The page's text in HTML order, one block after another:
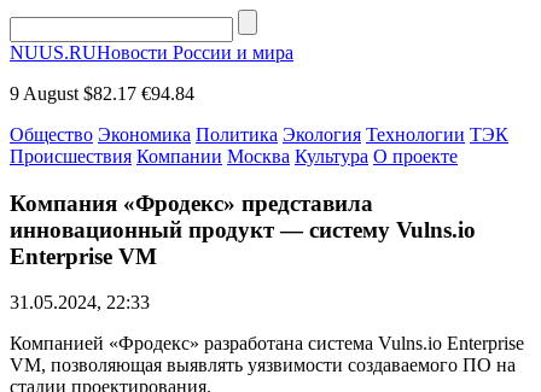
NUUS.RUНовости России и мира
9 August $82.17 €94.84
Общество Экономика Политика Экология Технологии ТЭК
Происшествия Компании Москва Культура О проекте
Компания «Фродекс» представила
инновационный продукт — систему Vulns.io
Enterprise VM
31.05.2024, 22:33
Компанией «Фродекс» разработана система Vulns.io Enterprise
VM, позволяющая выявлять уязвимости создаваемого ПО на
стадии проектирования.